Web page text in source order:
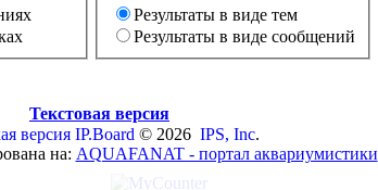
Результаты в виде тем
Результаты в виде сообщений
Текстовая версия
версия IP.Board © 2026 IPS, Inc.
на: AQUAFANAT - портал аквариумистики